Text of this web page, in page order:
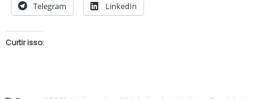
Telegram LinkedIn
Curtir isso: